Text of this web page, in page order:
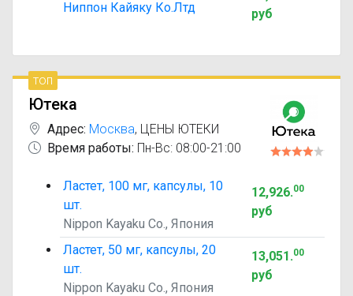
Ниппон Кайяку Ко.Лтд
руб
топ
Ютека
Адрес: Москва, ЦЕНЫ ЮТЕКИ
Время работы: Пн-Вс: 08:00-21:00
Ластет, 100 мг, капсулы, 10
шт.
Nippon Kayaku Co., Япония
12,926.00
руб
Ластет, 50 мг, капсулы, 20
шт.
Nippon Kayaku Co., Япония
13,051.00
руб